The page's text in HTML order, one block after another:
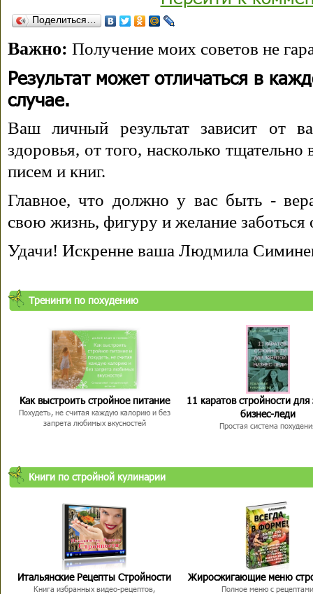
Поделиться…
Важно: Получение моих советов не
Результат может отличаться в
случае.
Ваш личный результат зависит от
здоровья, от того, насколько
писем и книг.
Главное, что должно у вас быть -
свою жизнь, фигуру и желание заботься
Удачи! Искренне ваша Людмила
Тренинги по похудению
Как выстроить стройное питание
Похудеть, не считая каждую калорию и без
запрета любимых вкусностей
11 каратов стройности для
бизнес-леди
Простая система
Книги по стройной кулинарии
Итальянские Рецепты Стройности
Книга избранных видео-рецептов,
Жиросжигающие меню
Полное меню с рецептами